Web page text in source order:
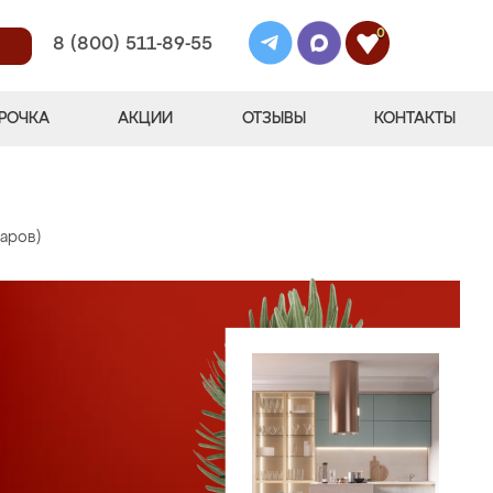
8 (800) 511-89-55
0
АКЦИИ ОТЗЫВЫ КОНТАКТЫ